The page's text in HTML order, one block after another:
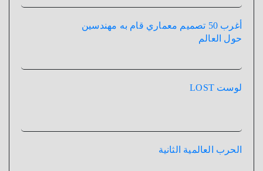
أغرب 50 تصميم معماري قام به مهندسين
حول العالم
لوست LOST
الحرب العالمية الثانية